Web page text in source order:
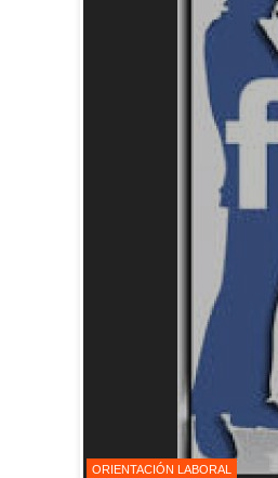
ORIENTACIÓN LABORAL